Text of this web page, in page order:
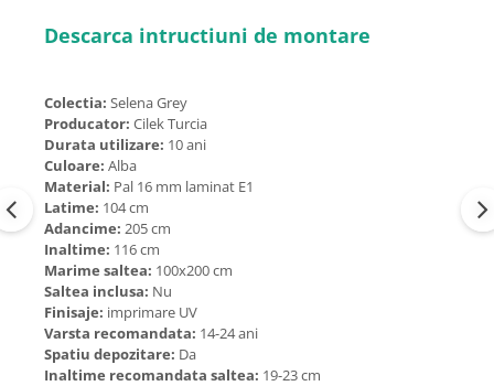
Descarca intructiuni de montare
Colectia: Selena Grey
Producator: Cilek Turcia
Durata utilizare: 10 ani
Culoare: Alba
Material: Pal 16 mm laminat E1
Latime: 104 cm
Adancime: 205 cm
Inaltime: 116 cm
Marime saltea: 100x200 cm
Saltea inclusa: Nu
Finisaje: imprimare UV
Varsta recomandata: 14-24 ani
Spatiu depozitare: Da
Inaltime recomandata saltea: 19-23 cm